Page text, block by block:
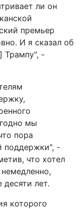
ли он
премьер
И я сказал об
Трампу", -
мы
пора
поддержки", -
что хотел
лет.
которого